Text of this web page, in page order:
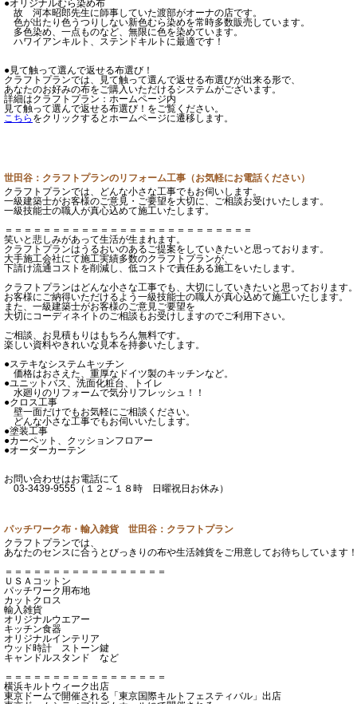
●オリジナルむら染め布
故 河本昭郎先生に師事していた渡部がオーナの店です。
色が出たり色うつりしない新色むら染めを常時多数販売しています。
多色染め、一点ものなど、無限に色を染めています。
ハワイアンキルト、ステンドキルトに最適です！
●見て触って選んで返せる布選び！
クラフトプランでは、見て触って選んで返せる布選びが出来る形で、
あなたのお好みの布をご購入いただけるシステムがございます。
詳細はクラフトプラン：ホームページ内
見て触って選んで返せる布選び！をご覧ください。
こちら をクリックするとホームページに遷移します。
世田谷：クラフトプランのリフォーム工事（お気軽にお電話ください）
クラフトプランでは、どんな小さな工事でもお伺いします。
一級建築士がお客様のご意見・ご要望を大切に、ご相談お受けいたします。
一級技能士の職人が真心込めて施工いたします。
＝＝＝＝＝＝＝＝＝＝＝＝＝＝＝＝＝＝＝＝＝＝＝＝＝＝
笑いと悲しみがあって生活が生まれます。
クラフトプランはうるおいのあるご提案をしていきたいと思っております。
大手施工会社にて施工実績多数のクラフトプランが、
下請け流通コストを削減し、低コストで責任ある施工をいたします。
クラフトプランはどんな小さな工事でも、大切にしていきたいと思っております。
お客様にご納得いただけるよう一級技能士の職人が真心込めて施工いたします。
また、一級建築士がお客様のご意見ご要望を
大切にコーディネイトのご相談もお受けしますのでご利用下さい。
ご相談、お見積もりはもちろん無料です。
楽しい資料やきれいな見本を持参いたします。
●ステキなシステムキッチン
価格はおさえた、重厚なドイツ製のキッチンなど。
●ユニットバス、洗面化粧台、トイレ
水廻りのリフォームで気分リフレッシュ！！
●クロス工事
壁一面だけでもお気軽にご相談ください。
どんな小さな工事でもお伺いいたします。
●塗装工事
●カーペット、クッションフロアー
●オーダーカーテン
お問い合わせはお電話にて
03-3439-9555（１２～１８時 日曜祝日お休み）
パッチワーク布・輸入雑貨 世田谷：クラフトプラン
クラフトプランでは、
あなたのセンスに合うとびっきりの布や生活雑貨をご用意してお待ちしています！
＝＝＝＝＝＝＝＝＝＝＝＝＝＝＝＝＝
ＵＳＡコットン
パッチワーク用布地
カットクロス
輸入雑貨
オリジナルウエアー
キッチン食器
オリジナルインテリア
ウッド時計 ストーン鍵
キャンドルスタンド など
＝＝＝＝＝＝＝＝＝＝＝＝＝＝＝＝＝
横浜キルトウィーク出店
東京ドームで開催される「東京国際キルトフェスティバル」出店